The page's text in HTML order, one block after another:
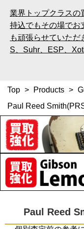
業界トップクラスの
持込でもその場でお
も頑張らせていた
S、Suhr、ESP、
Top > Products >
Paul Reed
Paul Reed